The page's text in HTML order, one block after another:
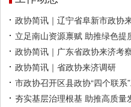
政协简讯｜辽宁省阜新市政协
立足南山资源禀赋 助推绿色提
政协简讯｜广东省政协来济考
政协简讯｜省政协来济调研
市政协召开区县政协“四个联系
夯实基层治理根基 助推高质量